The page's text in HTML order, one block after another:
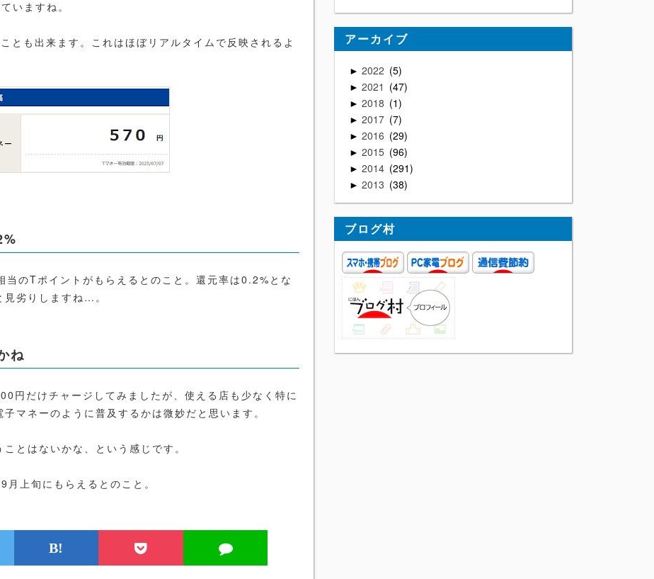
いますね。
とも出来ます。これはほぼリアルタイムで反映されるよ
のTポイントがもらえるとのこと。還元率は0.2%とな
劣りしますね…。
ね
円だけチャージしてみましたが、使える店も少なく特に
マネーのように普及するかは微妙だと思います。
とはないかな、という感じです。
上旬にもらえるとのこと。
B!
アーカイブ
►2022 5
►2021 47
►2018 1
►2017 7
►2016 29
►2015 96
►2014 291
►2013 38
ブログ村